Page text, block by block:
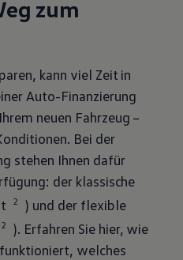
zum
kann viel Zeit in
Auto-Finanzierung
neuen Fahrzeug –
Bei der
stehen Ihnen dafür
der klassische
2
) und der flexible
2
). Erfahren Sie hier, wie
welches